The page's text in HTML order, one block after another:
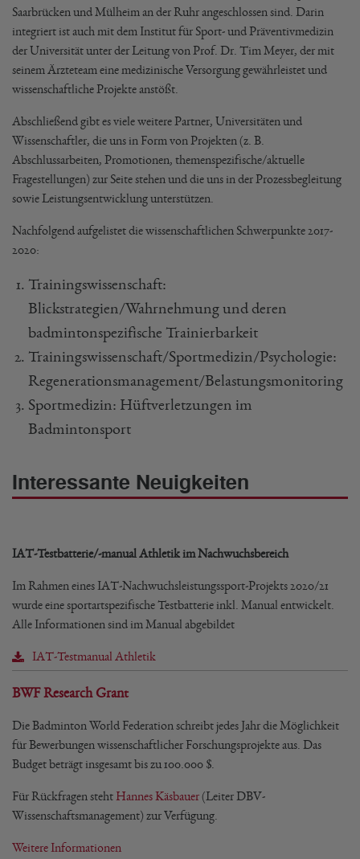
Saarbrücken und Mülheim an der Ruhr angeschlossen sind. Darin
integriert ist auch mit dem Institut für Sport- und Präventivmedizin
der Universität unter der Leitung von Prof. Dr. Tim Meyer, der mit
seinem Ärzteteam eine medizinische Versorgung gewährleistet und
wissenschaftliche Projekte anstößt.
Abschließend gibt es viele weitere Partner, Universitäten und
Wissenschaftler, die uns in Form von Projekten (z. B.
Abschlussarbeiten, Promotionen, themenspezifische/aktuelle
Fragestellungen) zur Seite stehen und die uns in der Prozessbegleitung
sowie Leistungsentwicklung unterstützen.
Nachfolgend aufgelistet die wissenschaftlichen Schwerpunkte 2017-
2020:
Trainingswissenschaft:
Blickstrategien/Wahrnehmung und deren
badmintonspezifische Trainierbarkeit
Trainingswissenschaft/Sportmedizin/Psychologie:
Regenerationsmanagement/Belastungsmonitoring
Sportmedizin: Hüftverletzungen im
Badmintonsport
Interessante Neuigkeiten
IAT-Testbatterie/-manual Athletik im Nachwuchsbereich
Im Rahmen eines IAT-Nachwuchsleistungssport-Projekts 2020/21
wurde eine sportartspezifische Testbatterie inkl. Manual entwickelt.
Alle Informationen sind im Manual abgebildet
IAT-Testmanual Athletik
BWF Research Grant
Die Badminton World Federation schreibt jedes Jahr die Möglichkeit
für Bewerbungen wissenschaftlicher Forschungsprojekte aus. Das
Budget beträgt insgesamt bis zu 100.000 $.
Für Rückfragen steht Hannes Käsbauer(Leiter DBV-
Wissenschaftsmanagement) zur Verfügung.
Weitere Informationen